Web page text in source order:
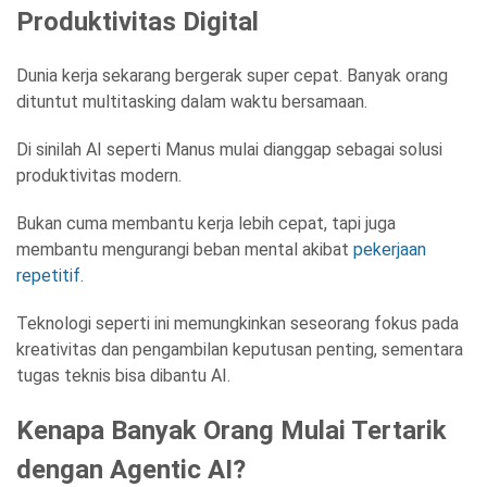
Produktivitas Digital
Dunia kerja sekarang bergerak super cepat. Banyak orang
dituntut multitasking dalam waktu bersamaan.
Di sinilah AI seperti Manus mulai dianggap sebagai solusi
produktivitas modern.
Bukan cuma membantu kerja lebih cepat, tapi juga
membantu mengurangi beban mental akibat pekerjaan
repetitif.
Teknologi seperti ini memungkinkan seseorang fokus pada
kreativitas dan pengambilan keputusan penting, sementara
tugas teknis bisa dibantu AI.
Kenapa Banyak Orang Mulai Tertarik
dengan Agentic AI?